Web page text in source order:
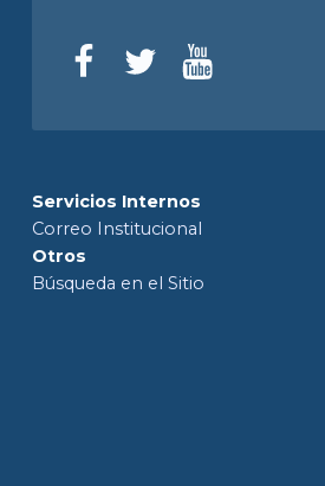
Servicios Internos
Correo Institucional
Otros
Búsqueda en el Sitio